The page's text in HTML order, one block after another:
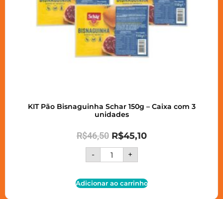
KIT Pão Bisnaguinha Schar 150g – Caixa com 3
unidades
R$46,50 R$45,10
- +
Adicionar ao carrinho